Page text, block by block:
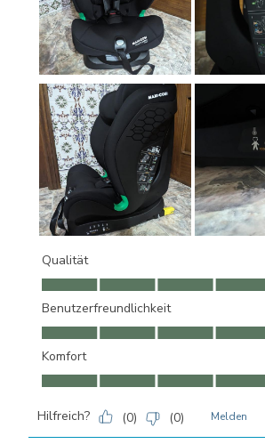
Qualität
Qualität, 5.0 von 5
Benutzerfreundlichkeit
Benutzerfreundlichkeit, 5.0 von 5
Komfort
Komfort, 5.0 von 5
Hilfreich? (0) (0) Melden